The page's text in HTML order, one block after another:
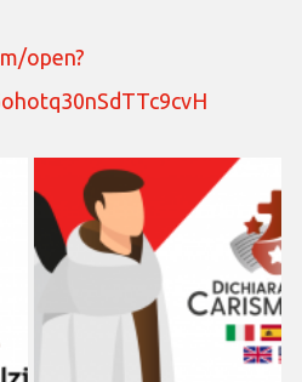
open?